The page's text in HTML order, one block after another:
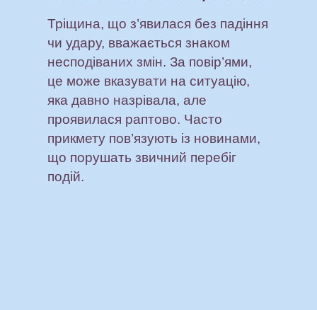
Тріщина, що з’явилася без падіння
чи удару, вважається знаком
несподіваних змін. За повір’ями,
це може вказувати на ситуацію,
яка давно назрівала, але
проявилася раптово. Часто
прикмету пов’язують із новинами,
що порушать звичний перебіг
подій.